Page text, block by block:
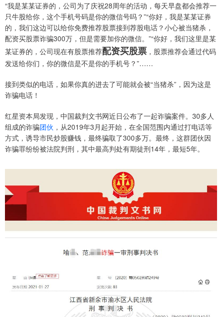
“我是某某证券的，公司为了庆祝28周年的活动，每天早盘都会推荐一
只牛股给你，这个手机号码是你的微信号吗？”“你好，我是某某证券
的，我们这边可以给你免费推荐股票接到荐股电话？小心被当猪杀，
配资买股票诈骗300万，但是需要加你的微信。”“你好，我们这里是某
某证券的，公司现在有股票推荐配资买股票 ，股票推荐会通过代码
发送给你们，你的微信是不是你的手机号？”……
接到类似的电话，如果你真的进去了可能就会被“当猪杀”，因为这是
诈骗电话！
红星资本局发现，中国裁判文书网近日公布了一起诈骗案件。30多人
组成的诈骗团伙 ，从2019年3月起开始，在全国范围内通过打电话等
方式，诱导市民炒股赚钱，最终骗取了300多万。最终，这群团伙因
诈骗罪纷纷被法院判刑，其中最高判处有期徒刑14年，最短5年。